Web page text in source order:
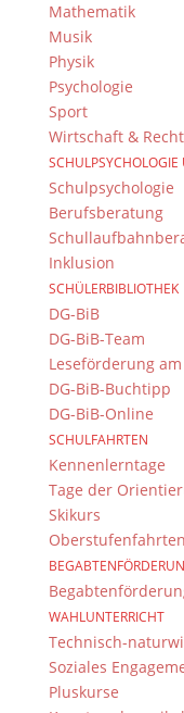
Mathematik
Musik
Physik
Psychologie
Sport
Wirtschaft & Recht
Schulpsychologie
Berufsberatung
Inklusion
SCHÜLERBIBLIOTHEK
DG-BiB
DG-BiB-Team
Leseförderung am
DG-BiB-Buchtipp
DG-BiB-Online
SCHULFAHRTEN
Kennenlerntage
Tage der
Skikurs
Oberstufenfahrten
WAHLUNTERRICHT
Technisch-
Soziales
Pluskurse
Kochkäse (von